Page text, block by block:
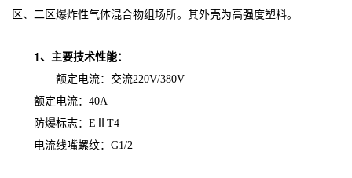
区、二区爆炸性气体混合物组场所。其外壳为高强度塑料。
1、主要技术性能：
额定电流：交流220V/380V
额定电流： 40A
防爆标志： E T4
电流线嘴螺纹： G1/2